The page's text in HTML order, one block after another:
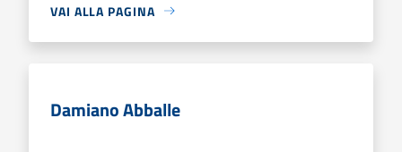
VAI ALLA PAGINA
Damiano Abballe